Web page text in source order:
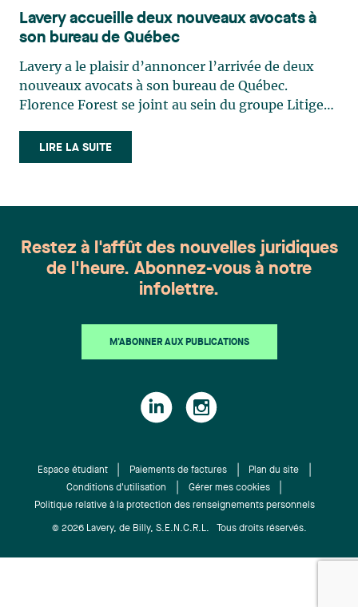
Québec.
Lavery accueille deux nouveaux avocats à
son bureau de Québec
Lavery a le plaisir d’annoncer l’arrivée de deux
nouveaux avocats à son bureau de Québec.
Florence Forest se joint au sein du groupe Litige
responsabilité civile, professionnelle et
hospitalière ainsi qu’en droit des assurances. À ce
fonctions, et représente également des
compagnies d’assurance lors de dossiers litigieux
les impliquant. Impliquée dans sa communauté,
Florence est membre d’un cercle de jeunes leaders
Monde, et à rendre le théâtre plus accessible pour
d’une plus grande présence de femmes
ambitieuses dans toutes les sphères de la société,
l’équipe Lavery à titre d’étudiant en mai 2016 et a
débuté son stage du Barreau en juillet 2017. Marc-
André a été assermenté le 22 janvier dernier et a
rejoint notre groupe de Litige et de règlement des
principalement auprès des jeunes du secondaire,
LIRE LA SUITE
Restez à l'affût des nouvelles juridiques
de l'heure. Abonnez-vous à notre
infolettre.
M'ABONNER AUX PUBLICATIONS
Espace étudiant Paiements de factures
Plan du site
Conditions d'utilisation
Gérer mes cookies
Politique relative à la protection des renseignements personnels
© 2026 Lavery, de Billy, S.E.N.C.R.L. Tous droits réservés.